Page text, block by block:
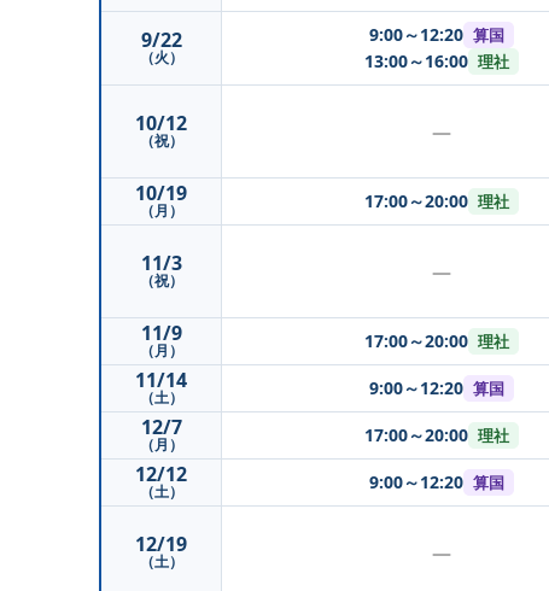
9/22
（火）
9:00～12:20 算国
13:00～16:00 理社
10/12
（祝） —
10/19
（月） 17:00～20:00 理社
11/3
（祝） —
11/9
（月） 17:00～20:00 理社
11/14
（土） 9:00～12:20 算国
12/7
（月） 17:00～20:00 理社
12/12
（土） 9:00～12:20 算国
12/19
（土） —